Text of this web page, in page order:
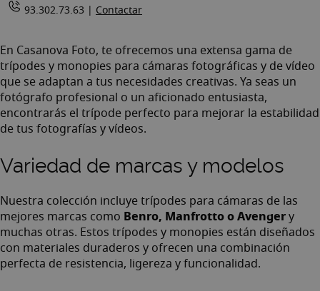
93.302.73.63 | Contactar
En Casanova Foto, te ofrecemos una extensa gama de
trípodes y monopies para cámaras fotográficas y de vídeo
que se adaptan a tus necesidades creativas. Ya seas un
fotógrafo profesional o un aficionado entusiasta,
encontrarás el trípode perfecto para mejorar la estabilidad
de tus fotografías y vídeos.
Variedad de marcas y modelos
Nuestra colección incluye trípodes para cámaras de las
mejores marcas como Benro, Manfrotto o Avengery
muchas otras. Estos trípodes y monopies están diseñados
con materiales duraderos y ofrecen una combinación
perfecta de resistencia, ligereza y funcionalidad.